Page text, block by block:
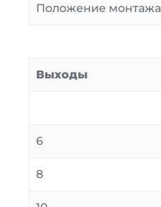
Положение монтажа
Выходы
6
8